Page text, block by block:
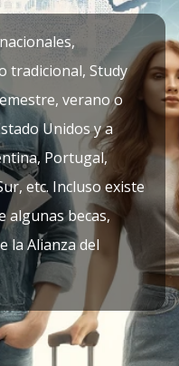
tradicional, Study
verano o
Unidos y a
Portugal,
etc. Incluso existe
algunas becas,
la Alianza del